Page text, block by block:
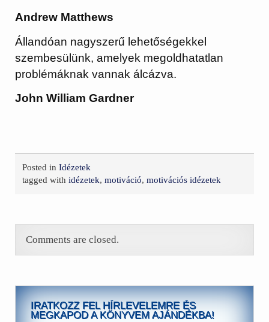
Andrew Matthews
Állandóan nagyszerű lehetőségekkel
szembesülünk, amelyek megoldhatatlan
problémáknak vannak álcázva.
John William Gardner
Posted inIdézetek
tagged withidézetek,motiváció,motivációs idézetek
Comments are closed.
IRATKOZZ FEL HÍRLEVELEMRE ÉS
MEGKAPOD A KÖNYVEM AJÁNDÉKBA!